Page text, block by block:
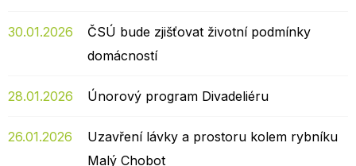
30.01.2026
ČSÚ bude zjišťovat životní podmínky
domácností
28.01.2026 Únorový program Divadeliéru
26.01.2026
Uzavření lávky a prostoru kolem rybníku
Malý Chobot